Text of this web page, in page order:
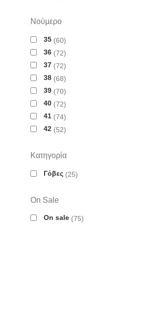
Νούμερο
35 60
36 72
37 72
38 68
39 70
40 72
41 74
42
52
Κατηγορία
Γόβες 25
On Sale
On sale 75